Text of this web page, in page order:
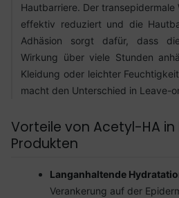
Hautbarriere. Der transepidermale
effektiv reduziert und die
Adhäsion sorgt dafür, dass
Wirkung über viele Stunden
Kleidung oder leichter
macht den Unterschied in Leave-
Vorteile von Acetyl-HA
Produkten
Langanhaltende
Verankerung auf der